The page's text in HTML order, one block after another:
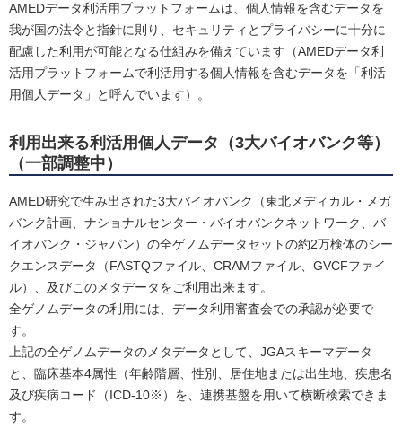
AMEDデータ利活用プラットフォームは、個人情報を含むデータを
我が国の法令と指針に則り、セキュリティとプライバシーに十分に
配慮した利用が可能となる仕組みを備えています（AMEDデータ利
活用プラットフォームで利活用する個人情報を含むデータを「利活
用個人データ」と呼んでいます）。
利用出来る利活用個人データ（3大バイオバンク等）
（一部調整中）
AMED研究で生み出された3大バイオバンク（東北メディカル・メガ
バンク計画、ナショナルセンター・バイオバンクネットワーク、バ
イオバンク・ジャパン）の全ゲノムデータセットの約2万検体のシー
クエンスデータ（FASTQファイル、CRAMファイル、GVCFファイ
ル）、及びこのメタデータをご利用出来ます。
全ゲノムデータの利用には、データ利用審査会での承認が必要で
す。
上記の全ゲノムデータのメタデータとして、JGAスキーマデータ
と、臨床基本4属性（年齢階層、性別、居住地または出生地、疾患名
及び疾病コード（ICD-10※）を、連携基盤を用いて横断検索できま
す。